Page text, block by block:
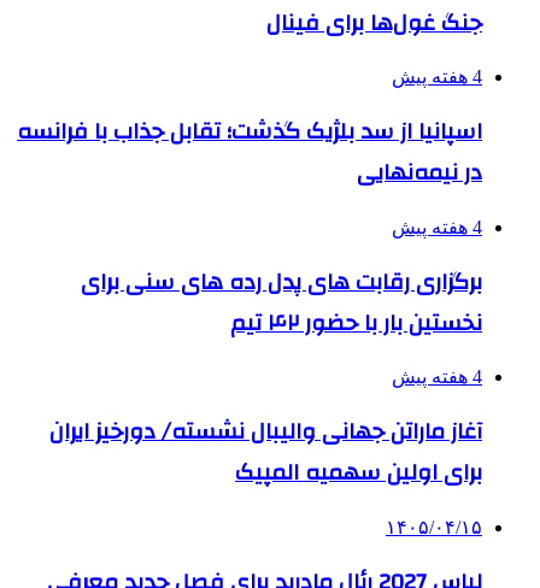
جنگ غول‌ها برای فینال
4 هفته پیش
اسپانیا از سد بلژیک گذشت؛ تقابل جذاب با فرانسه
در نیمه‌نهایی
4 هفته پیش
برگزاری رقابت های پدل رده های سنی برای
نخستین بار با حضور ۴۲ تیم
4 هفته پیش
آغاز ماراتن جهانی والیبال نشسته/ دورخیز ایران
برای اولین سهمیه المپیک
۱۴۰۵/۰۴/۱۵